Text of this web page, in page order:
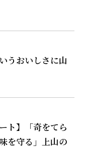
うおいしさに山
ト】「奇をてら
を守る」上山の